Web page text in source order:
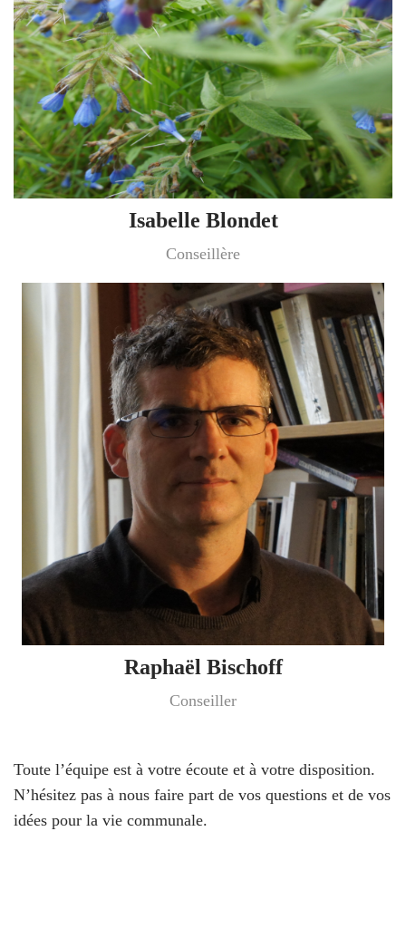
Isabelle Blondet
Conseillère
Raphaël Bischoff
Conseiller
Toute l’équipe est à votre écoute et à votre disposition.
N’hésitez pas à nous faire part de vos questions et de vos
idées pour la vie communale.